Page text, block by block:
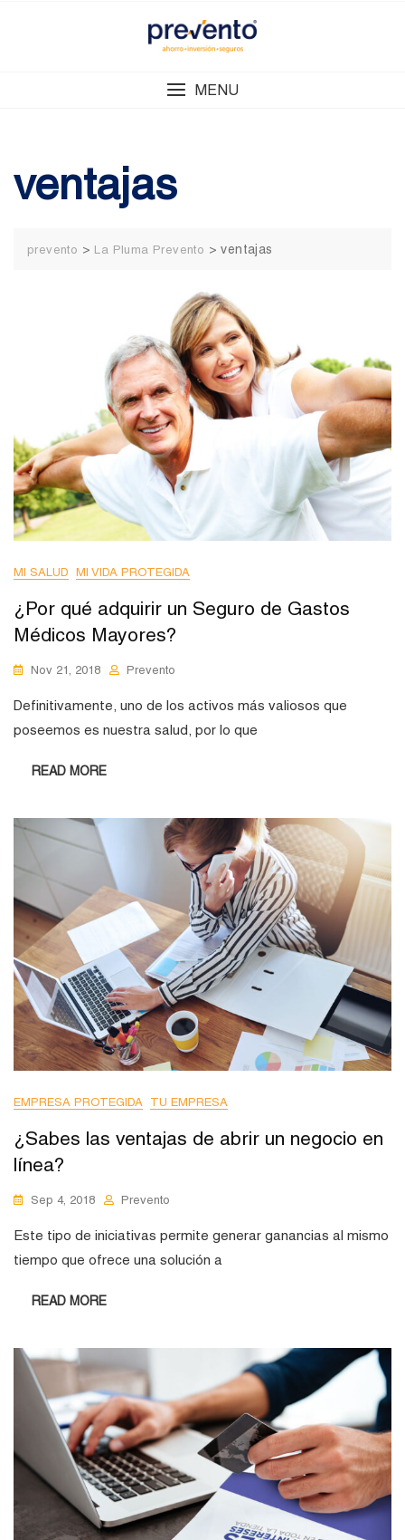
MENU
ventajas
prevento > La Pluma Prevento >ventajas
MI SALUD MI VIDA PROTEGIDA
¿Por qué adquirir un Seguro de Gastos
Médicos Mayores?
Nov 21, 2018 Prevento
Definitivamente, uno de los activos más valiosos que
poseemos es nuestra salud, por lo que
READ MORE
EMPRESA PROTEGIDA TU EMPRESA
¿Sabes las ventajas de abrir un negocio en
línea?
Sep 4, 2018 Prevento
Este tipo de iniciativas permite generar ganancias al mismo
tiempo que ofrece una solución a
READ MORE